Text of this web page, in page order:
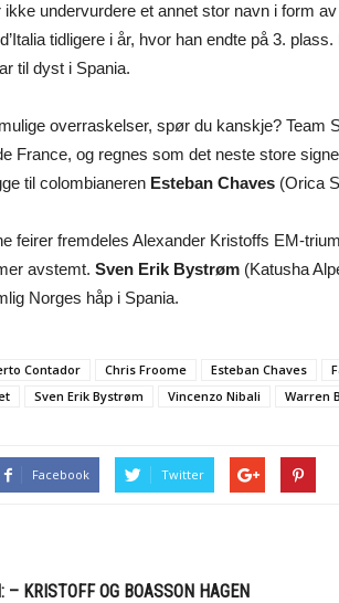
ikke undervurdere et annet stor navn i form av
tidligere i år, hvor han endte på 3.
til dyst i Spania.
overraskelser, spør du kanskje? Team
France, og regnes som det neste store
til colombianeren Esteban Chaves (Orica
feirer fremdeles Alexander Kristoffs EM-
avstemt. Sven Erik Bystrøm (Katusha
Norges håp i Spania.
Contador Chris Froome Esteban Chaves
Sven Erik Bystrøm Vincenzo Nibali Warren
Facebook Twitter
– KRISTOFF OG BOASSON HAGEN